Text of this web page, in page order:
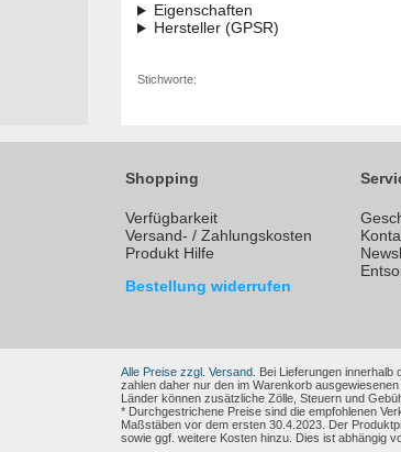
Eigenschaften
Hersteller (GPSR)
Stichworte:
Shopping
Verfügbarkeit
Versand- / Zahlungskosten
Produkt Hilfe
Bestellung widerrufen
Alle Preise zzgl. Versand. Bei Lieferungen
zahlen daher nur den im Warenkorb
Länder können zusätzliche Zölle, Steuern und
* Durchgestrichene Preise sind die empfohlenen
Maßstäben vor dem ersten 30.4.2023. Der
sowie ggf. weitere Kosten hinzu. Dies ist abhängig